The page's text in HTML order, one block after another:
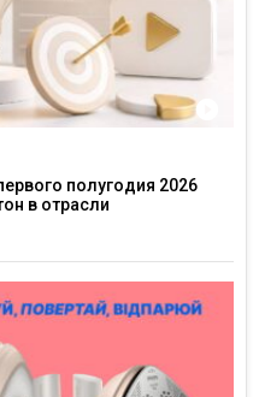
полугодия 2026
в отрасли